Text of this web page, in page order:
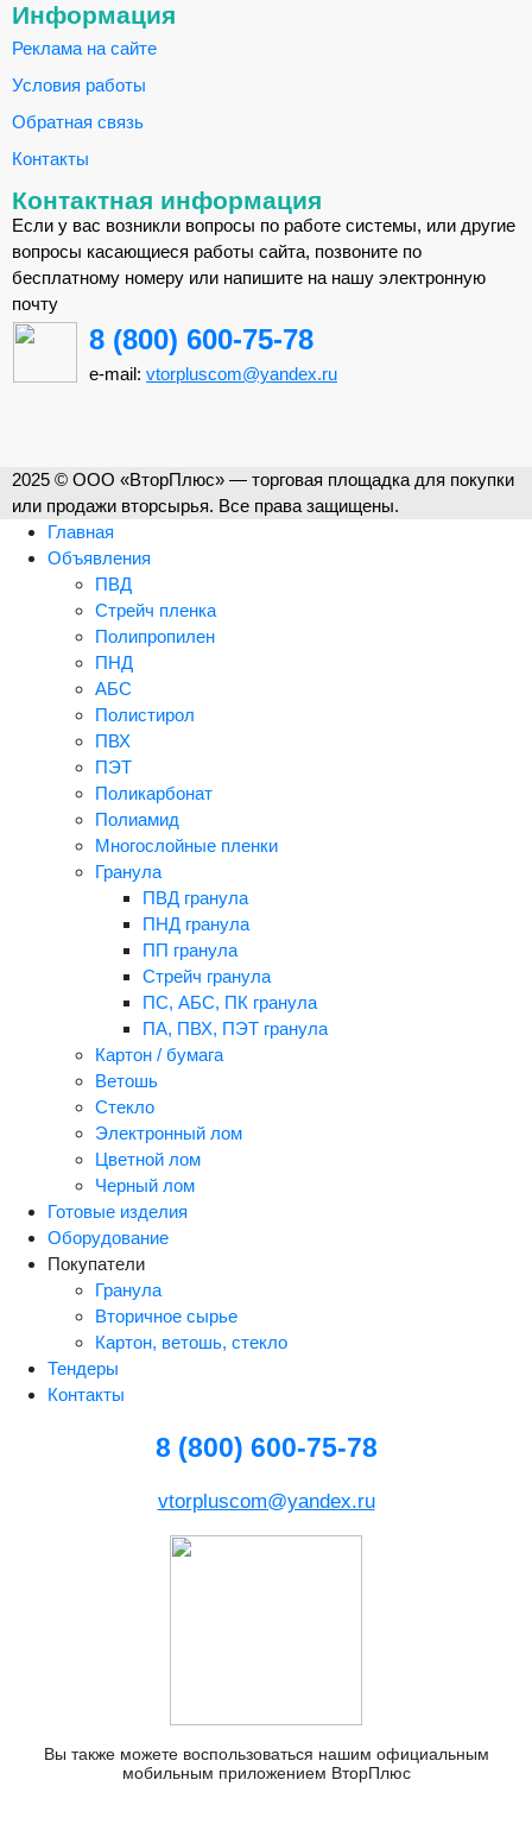
Информация
Реклама на сайте
Условия работы
Обратная связь
Контакты
Контактная информация
Если у вас возникли вопросы по работе системы, или другие
вопросы касающиеся работы сайта, позвоните по
бесплатному номеру или напишите на нашу электронную
почту
8 (800) 600-75-78
e-mail: vtorpluscom@yandex.ru
2025 © ООО «ВторПлюс» — торговая площадка для покупки
или продажи вторсырья. Все права защищены.
Главная
Объявления
ПВД
Стрейч пленка
Полипропилен
ПНД
АБС
Полистирол
ПВХ
ПЭТ
Поликарбонат
Полиамид
Многослойные пленки
Гранула
ПВД гранула
ПНД гранула
ПП гранула
Стрейч гранула
ПС, АБС, ПК гранула
ПА, ПВХ, ПЭТ гранула
Картон / бумага
Ветошь
Стекло
Электронный лом
Цветной лом
Черный лом
Готовые изделия
Оборудование
Покупатели
Гранула
Вторичное сырье
Картон, ветошь, стекло
Тендеры
Контакты
8 (800) 600-75-78
vtorpluscom@yandex.ru
Вы также можете воспользоваться нашим официальным
мобильным приложением ВторПлюс